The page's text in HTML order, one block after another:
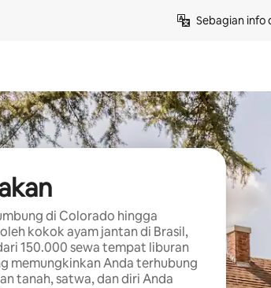
Sebagian info
di Colorado hingga
kokok ayam jantan di Brasil,
150.000 sewa tempat liburan
memungkinkan Anda terhubung
tanah, satwa, dan diri Anda